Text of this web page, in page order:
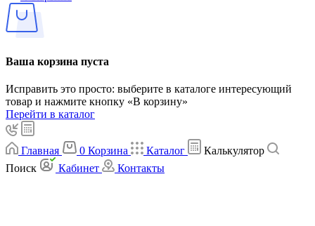
Ваша корзина пуста
Исправить это просто: выберите в каталоге интересующий
товар и нажмите кнопку «В корзину»
Перейти в каталог
Главная 0 Корзина Каталог
Калькулятор
Поиск
Кабинет Контакты